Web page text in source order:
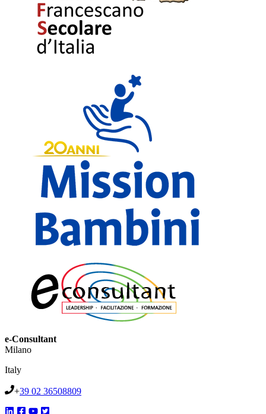
e-Consultant
Milano
Italy
+39 02 36508809